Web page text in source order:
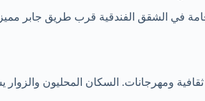
في الشقق الفندقية قرب طريق جابر
ومهرجانات. السكان المحليون والزوار